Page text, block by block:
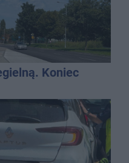
Koniec